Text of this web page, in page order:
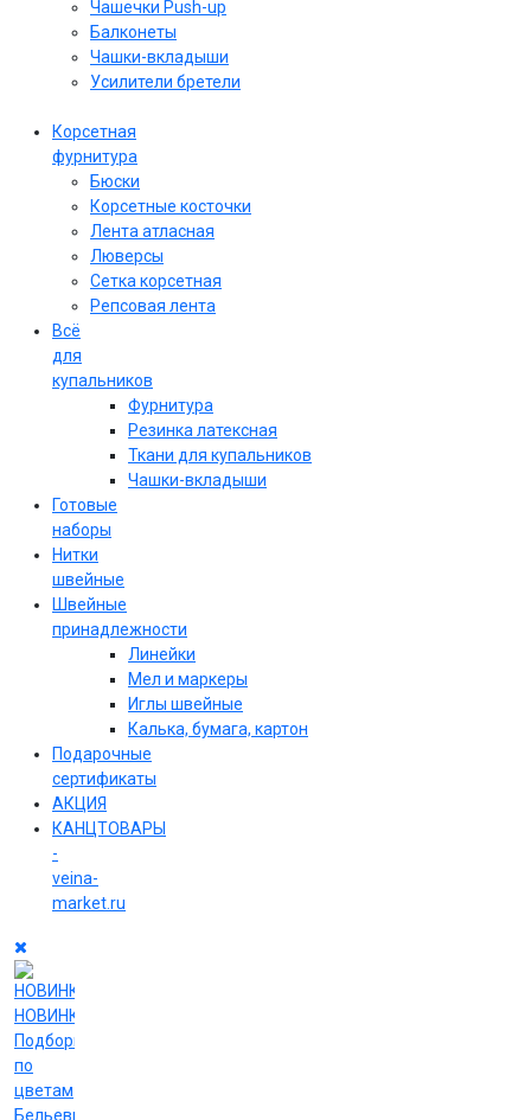
Чашечки Push-up
Балконеты
Чашки-вкладыши
Усилители бретели
Корсетная
фурнитура
Бюски
Корсетные косточки
Лента атласная
Люверсы
Сетка корсетная
Репсовая лента
Всё
для
купальников
Фурнитура
Резинка латексная
Ткани для купальников
Чашки-вкладыши
Готовые
наборы
Нитки
швейные
Швейные
принадлежности
Линейки
Мел и маркеры
Иглы швейные
Калька, бумага, картон
Подарочные
сертификаты
АКЦИЯ
КАНЦТОВАРЫ
-
veina-
market.ru
НОВИНКИ
Подборки
по
цветам
Бельевые